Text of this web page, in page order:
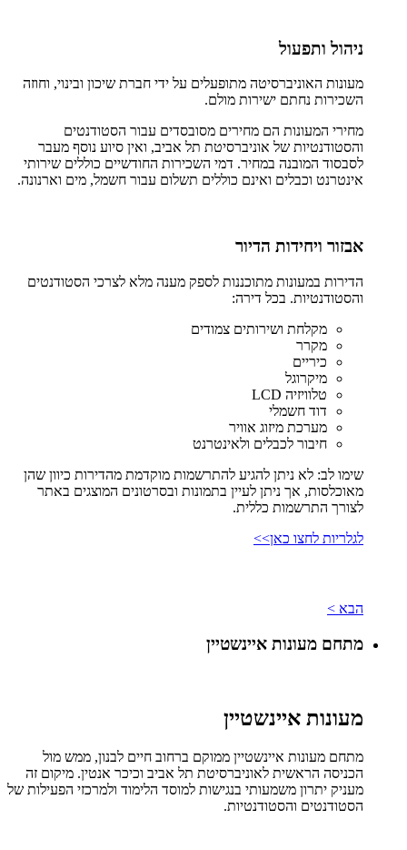
ניהול ותפעול
מעונות האוניברסיטה מתופעלים על ידי חברת שיכון ובינוי, וחוזה
השכירות נחתם ישירות מולם.
מחירי המעונות הם מחירים מסובסדים עבור הסטודנטים
והסטודנטיות של אוניברסיטת תל אביב, ואין סיוע נוסף מעבר
לסבסוד המובנה במחיר. דמי השכירות החודשיים כוללים שירותי
אינטרנט וכבלים ואינם כוללים תשלום עבור חשמל, מים וארנונה.
אבזור ויחידות הדיור
הדירות במעונות מתוכננות לספק מענה מלא לצרכי הסטודנטים
והסטודנטיות. בכל דירה:
מקלחת ושירותים צמודים
מקרר
כיריים
מיקרוגל
טלוויזיה LCD
דוד חשמלי
מערכת מיזוג אוויר
חיבור לכבלים ולאינטרנט
שימו לב: לא ניתן להגיע להתרשמות מוקדמת מהדירות כיוון שהן
מאוכלסות, אך ניתן לעיין בתמונות ובסרטונים המוצגים באתר
לצורך התרשמות כללית.
לגלריות לחצו כאן>>
הבא >
מתחם מעונות איינשטיין
מעונות איינשטיין
מתחם מעונות איינשטיין ממוקם ברחוב חיים לבנון, ממש מול
הכניסה הראשית לאוניברסיטת תל אביב וכיכר אנטין. מיקום זה
מעניק יתרון משמעותי בנגישות למוסד הלימוד ולמרכזי הפעילות של
הסטודנטים והסטודנטיות.